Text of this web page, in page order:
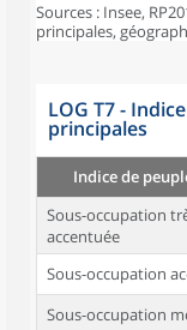
Sources : Insee,
principales,
LOG T7 -
principales
Indice de
Sous-occupation
accentuée
Sous-occupation
Sous-occupation